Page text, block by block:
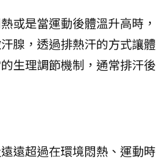
或是當運動後體溫升高時，
腺，透過排熱汗的方式讓體
生理調節機制，通常排汗後
遠超過在環境悶熱、運動時